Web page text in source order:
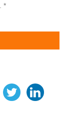
. *